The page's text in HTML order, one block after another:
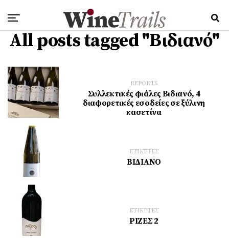
All posts tagged "Βιδιανό"
REPORTS
Συλλεκτικές φιάλες Βιδιανό, 4
διαφορετικές εσοδείες σε ξύλινη
κασετίνα
ΕΤΙΚΕΤΕΣ
ΒΙΔΙΑΝΟ
ΕΤΙΚΕΤΕΣ
ΡΙΖΕΣ 2